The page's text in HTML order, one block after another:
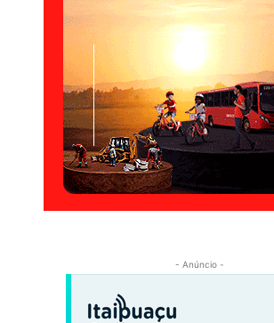
- Anúncio -